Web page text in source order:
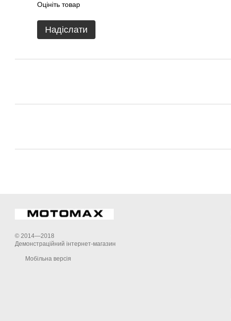
Оцініть товар
Надіслати
© 2014—2018
Демонстраційний інтернет-магазин
Мобільна версія